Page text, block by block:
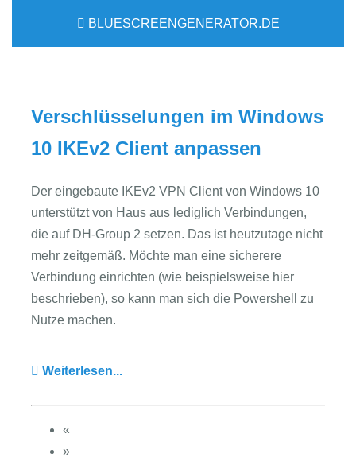
BLUESCREENGENERATOR.DE
Verschlüsselungen im Windows
10 IKEv2 Client anpassen
Der eingebaute IKEv2 VPN Client von Windows 10
unterstützt von Haus aus lediglich Verbindungen,
die auf DH-Group 2 setzen. Das ist heutzutage nicht
mehr zeitgemäß. Möchte man eine sicherere
Verbindung einrichten (wie beispielsweise hier
beschrieben), so kann man sich die Powershell zu
Nutze machen.
Weiterlesen...
«
»